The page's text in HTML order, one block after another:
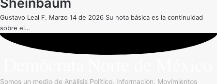
Sheinbaum
Gustavo Leal F. Marzo 14 de 2026 Su nota básica es la continuidad
sobre el…
Somos un medio de Análisis Político, Información, Movimientos